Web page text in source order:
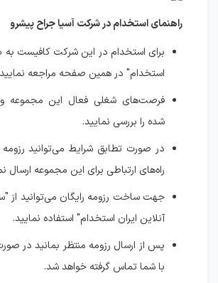
راهنمای استخدام در شرکت آسیا جراح پیشرو
برای استخدام در این شرکت کافیست
استخدام" در همین صفحه مراجعه
فرصت‌های شغلی فعال این مجموعه و
شده را بررسی نمایید.
در صورت تطابق شرایط می‌توانید
راه‌های ارتباطی برای این مجموعه ارسال
جهت ساخت رزومه رایگان می‌توانید از
آنلاین ایران استخدام" استفاده نمایید.
پس از ارسال رزومه منتظر بمانید در
با شما تماس گرفته خواهد شد.